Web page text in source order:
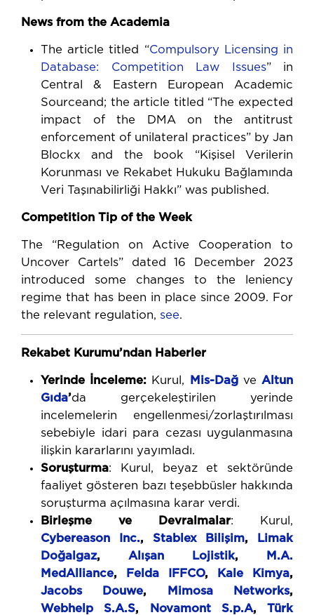
News from the Academia
The article titled “Compulsory Licensing in
Database: Competition Law Issues” in
Central & Eastern European Academic
Sourceand; the article titled “The expected
impact of the DMA on the antitrust
enforcement of unilateral practices” by Jan
Blockx and the book “Kişisel Verilerin
Korunması ve Rekabet Hukuku Bağlamında
Veri Taşınabilirliği Hakkı” was published.
Competition Tip of the Week
The “Regulation on Active Cooperation to
Uncover Cartels” dated 16 December 2023
introduced some changes to the leniency
regime that has been in place since 2009. For
the relevant regulation, see.
Rekabet Kurumu’ndan Haberler
Yerinde İnceleme: Kurul, Mis-Dağ ve Altun
Gıda’da gerçekeleştirilen yerinde
incelemelerin engellenmesi/zorlaştırılması
sebebiyle idari para cezası uygulanmasına
ilişkin kararlarını yayımladı.
Soruşturma: Kurul, beyaz et sektöründe
faaliyet gösteren bazı teşebbüsler hakkında
soruşturma açılmasına karar verdi.
Birleşme ve Devralmalar: Kurul,
Cybereason Inc., Stablex Bilişim,
Limak
Doğalgaz, Alışan Lojistik,
M.A.
MedAlliance, Felda IFFCO, Kale Kimya,
Jacobs Douwe, Mimosa Networks,
Webhelp S.A.S, Novamont S.p.A, Türk